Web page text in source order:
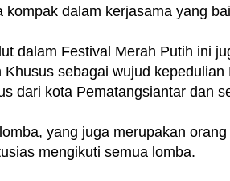
kompak dalam kerjasama yang
dalam Festival Merah Putih ini
sebagai wujud
dari kota Pematangsiantar dan
yang juga merupakan
mengikuti semua lomba.